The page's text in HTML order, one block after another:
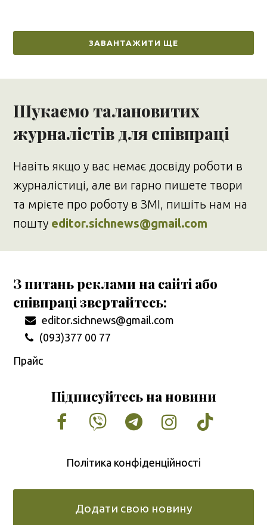
ЗАВАНТАЖИТИ ЩЕ
Шукаємо талановитих
журналістів для співпраці
Навіть якщо у вас немає досвіду роботи в
журналістиці, але ви гарно пишете твори
та мрієте про роботу в ЗМІ, пишіть нам на
пошту editor.sichnews@gmail.com
З питань реклами на сайті або
співпраці звертайтесь:
editor.sichnews@gmail.com
(093)377 00 77
Прайс
Підписуйтесь на новини
Facebook
VimeoTumblrInstagram
Tiktok
Політика конфіденційності
Додати свою новину